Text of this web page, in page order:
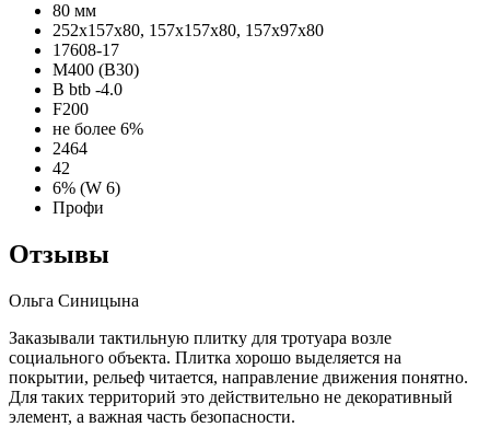
80 мм
252х157х80, 157х157х80, 157х97х80
17608-17
М400 (В30)
B btb -4.0
F200
не более 6%
2464
42
6% (W 6)
Профи
Отзывы
Ольга Синицына
Заказывали тактильную плитку для тротуара возле
социального объекта. Плитка хорошо выделяется на
покрытии, рельеф читается, направление движения понятно.
Для таких территорий это действительно не декоративный
элемент, а важная часть безопасности.